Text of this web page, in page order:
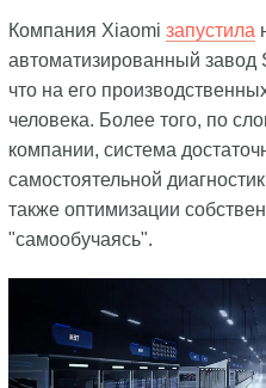
Компания Xiaomi запустила
автоматизированный завод
что на его
человека. Более того, по
компании, система
самостоятельной
также оптимизации
"самообучаясь".